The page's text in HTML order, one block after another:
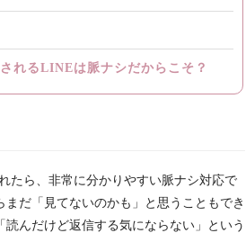
れるLINEは脈ナシだからこそ？
たら、非常に分かりやすい脈ナシ対応で
まだ「見てないのかも」と思うこともでき
読んだけど返信する気にならない」という